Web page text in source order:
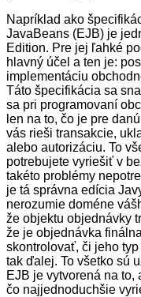
Napríklad ako
JavaBeans (EJB) je
Edition. Pre jej ľahké
hlavný účel a ten je:
implementáciu
Táto špecifikácia sa
sa pri programovaní
len na to, čo je pre
vás rieši transakcie,
alebo autorizáciu. To
potrebujete vyriešiť v
takéto problémy
je tá správna edícia
nerozumie doméne
že objektu objednávky
že je objednávka
skontrolovať, či jeho
tak ďalej. To všetko sú
EJB je vytvorená na to,
čo najjednoduchšie